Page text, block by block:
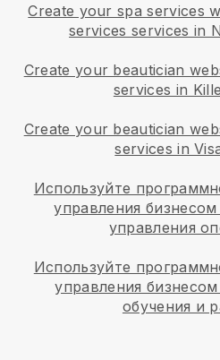
Create your spa services
services services in
Create your beautician
services in
Create your beautician
services in
Используйте
управления
управления
Используйте
управления
обучения и